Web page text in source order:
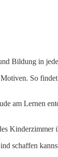
Bildung in
So
am Lernen
Kinderzimmer
schaffen